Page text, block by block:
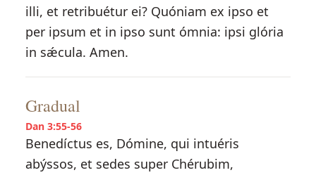
illi, et retribuétur ei? Quóniam ex ipso et
per ipsum et in ipso sunt ómnia: ipsi glória
in sǽcula. Amen.
Gradual
Dan 3:55-56
Benedíctus es, Dómine, qui intuéris
abýssos, et sedes super Chérubim,